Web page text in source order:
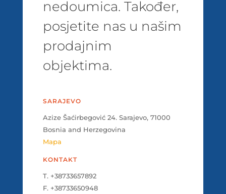
nedoumica. Također,
posjetite nas u našim
prodajnim
objektima.
SARAJEVO
Azize Šaćirbegović 24. Sarajevo, 71000
Bosnia and Herzegovina
Mapa
KONTAKT
T. +38733657892
F. +38733650948